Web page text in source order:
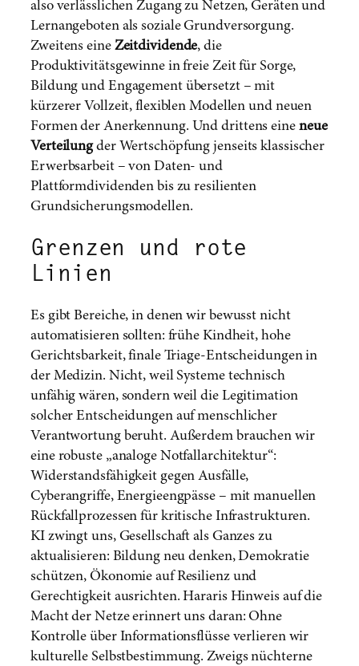
also verlässlichen Zugang zu Netzen, Geräten und
Lernangeboten als soziale Grundversorgung.
Zweitens eine Zeitdividende, die
Produktivitätsgewinne in freie Zeit für Sorge,
Bildung und Engagement übersetzt – mit
kürzerer Vollzeit, flexiblen Modellen und neuen
Formen der Anerkennung. Und drittens eine neue
Verteilungder Wertschöpfung jenseits klassischer
Erwerbsarbeit – von Daten- und
Plattformdividenden bis zu resilienten
Grundsicherungsmodellen.
Grenzen und rote
Linien
Es gibt Bereiche, in denen wir bewusst nicht
automatisieren sollten: frühe Kindheit, hohe
Gerichtsbarkeit, finale Triage-Entscheidungen in
der Medizin. Nicht, weil Systeme technisch
unfähig wären, sondern weil die Legitimation
solcher Entscheidungen auf menschlicher
Verantwortung beruht. Außerdem brauchen wir
eine robuste „analoge Notfallarchitektur“:
Widerstandsfähigkeit gegen Ausfälle,
Cyberangriffe, Energieengpässe – mit manuellen
Rückfallprozessen für kritische Infrastrukturen.
KI zwingt uns, Gesellschaft als Ganzes zu
aktualisieren: Bildung neu denken, Demokratie
schützen, Ökonomie auf Resilienz und
Gerechtigkeit ausrichten. Hararis Hinweis auf die
Macht der Netze erinnert uns daran: Ohne
Kontrolle über Informationsflüsse verlieren wir
kulturelle Selbstbestimmung. Zweigs nüchterne